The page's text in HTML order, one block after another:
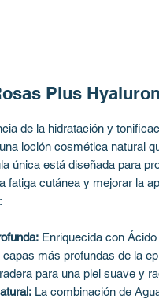
Plus
de la hidratación y
loción cosmética natural
única está diseñada para
fatiga cutánea y mejorar la
Enriquecida con
más profundas de la
para una piel suave y
La combinación de